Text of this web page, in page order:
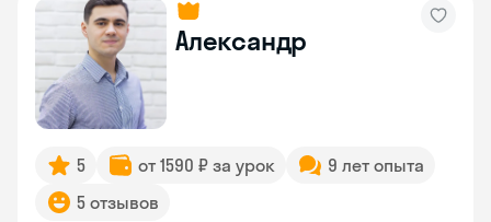
Александр
5 от 1590 ₽ за урок
9 лет опыта
5 отзывов